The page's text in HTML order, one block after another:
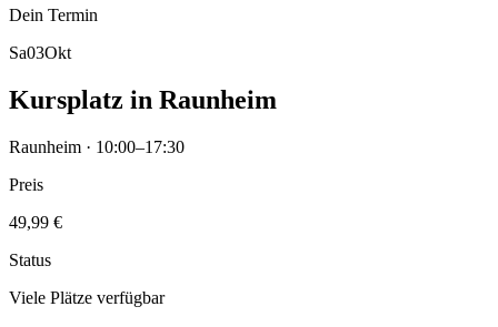
Dein Termin
Sa03Okt
Kursplatz in Raunheim
Raunheim · 10:00–17:30
Preis
49,99 €
Status
Viele Plätze verfügbar